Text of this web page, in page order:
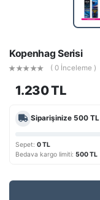
Kopenhag Serisi
( 0 İnceleme )
1.230 TL
Siparişinize 500 TL
Sepet: 0 TL
Bedava kargo limiti: 500 TL